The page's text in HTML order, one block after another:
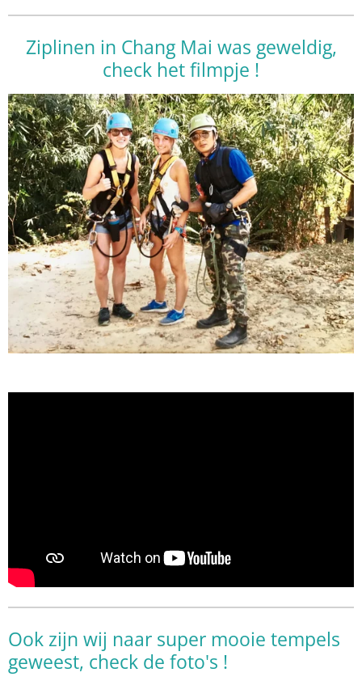
Ziplinen in Chang Mai was geweldig,
check het filmpje !
Ook zijn wij naar super mooie tempels
geweest, check de foto's !